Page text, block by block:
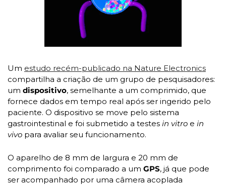
Um estudo recém-publicado na Nature Electronics
compartilha a criação de um grupo de pesquisadores:
um dispositivo, semelhante a um comprimido, que
fornece dados em tempo real após ser ingerido pelo
paciente. O dispositivo se move pelo sistema
gastrointestinal e foi submetido a testes in vitro e in
vivo para avaliar seu funcionamento.
O aparelho de 8 mm de largura e 20 mm de
comprimento foi comparado a um GPS, já que pode
ser acompanhado por uma câmera acoplada